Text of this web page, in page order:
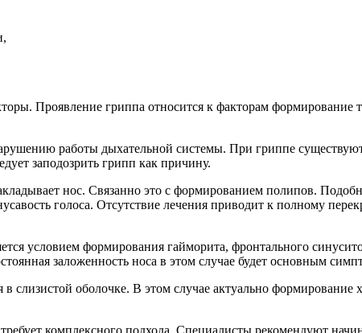
Проявление гриппа относится к факторам формирование
работы дыхательной системы. При гриппе
заподозрить грипп как причину.
нос. Связанно это с формированием полипов.
голоса. Отсутствие лечения приводит к полному
условием формирования гайморита, фронтального
заложенность носа в этом случае будет основным
слизистой оболочке. В этом случае актуально формирование
комплексного подхода. Специалисты рекомендуют